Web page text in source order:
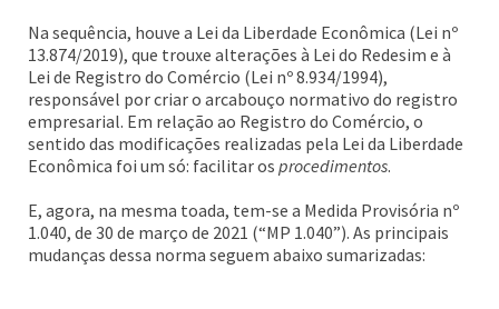
Na sequência, houve a Lei da Liberdade Econômica (Lei nº
13.874/2019), que trouxe alterações à Lei do Redesim e à
Lei de Registro do Comércio (Lei nº 8.934/1994),
responsável por criar o arcabouço normativo do registro
empresarial. Em relação ao Registro do Comércio, o
sentido das modificações realizadas pela Lei da Liberdade
Econômica foi um só: facilitar os procedimentos.
E, agora, na mesma toada, tem-se a Medida Provisória nº
1.040, de 30 de março de 2021 (“MP 1.040”). As principais
mudanças dessa norma seguem abaixo sumarizadas: